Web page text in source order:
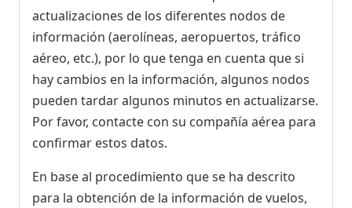
actualizaciones de los diferentes nodos de
información (aerolíneas, aeropuertos, tráfico
aéreo, etc.), por lo que tenga en cuenta que si
hay cambios en la información, algunos nodos
pueden tardar algunos minutos en actualizarse.
Por favor, contacte con su compañía aérea para
confirmar estos datos.
En base al procedimiento que se ha descrito
para la obtención de la información de vuelos,